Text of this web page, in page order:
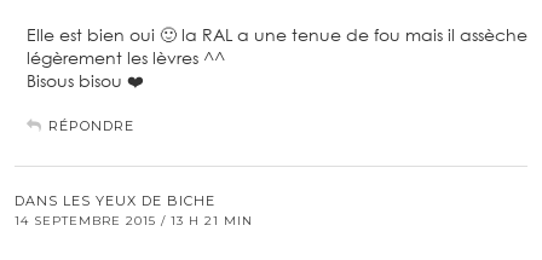
Elle est bien oui 🙂 la RAL a une tenue de fou mais il assèche
légèrement les lèvres ^^
Bisous bisou ❤️
RÉPONDRE
DANS LES YEUX DE BICHE
14 SEPTEMBRE 2015 / 13 H 21 MIN